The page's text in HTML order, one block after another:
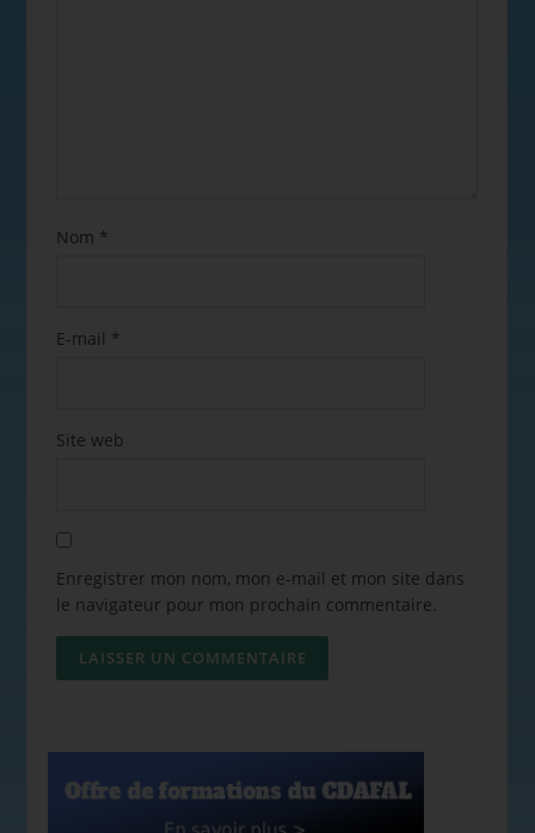
Nom *
E-mail *
Site web
Enregistrer mon nom, mon e-mail et mon site dans
le navigateur pour mon prochain commentaire.